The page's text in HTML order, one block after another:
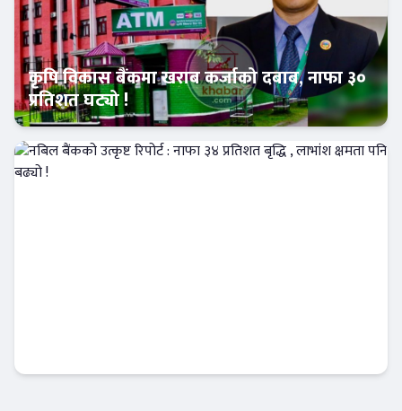
Banner News
कृषि विकास बैंकमा खराब कर्जाको दबाब, नाफा ३०
प्रतिशत घट्यो !